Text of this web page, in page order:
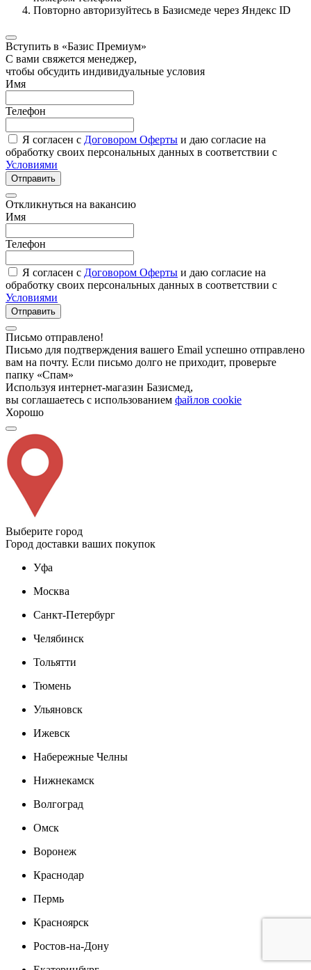
Повторно авторизуйтесь в Базисмеде через Яндекс ID
Вступить в «Базис Премиум»
С вами свяжется менеджер,
чтобы обсудить индивидуальные условия
Имя
Телефон
Я согласен с Договором Оферты и даю согласие на
обработку своих персональных данных в соответствии с
Условиями
Отправить
Откликнуться на вакансию
Имя
Телефон
Я согласен с Договором Оферты и даю согласие на
обработку своих персональных данных в соответствии с
Условиями
Отправить
Письмо отправлено!
Письмо для подтверждения вашего Email успешно отправлено
вам на почту. Если письмо долго не приходит, проверьте
папку «Спам»
Используя интернет-магазин Базисмед,
вы соглашаетесь с использованием файлов cookie
Хорошо
Выберите город
Город доставки ваших покупок
Уфа
Москва
Санкт-Петербург
Челябинск
Тольятти
Тюмень
Ульяновск
Ижевск
Набережные Челны
Нижнекамск
Волгоград
Омск
Воронеж
Краснодар
Пермь
Красноярск
Ростов-на-Дону